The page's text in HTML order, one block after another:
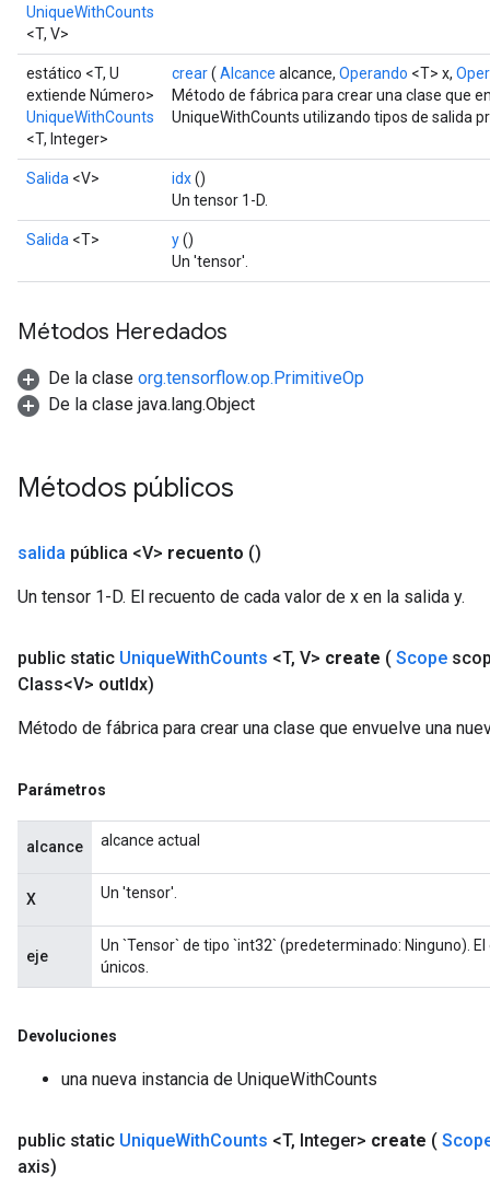
UniqueWithCounts
<T, V>
estático <T, U
extiende Número>
UniqueWithCounts
<T, Integer>
crear( Alcance alcance, Operando <T> x,
Método de fábrica para crear una clase que
UniqueWithCounts utilizando tipos de salida
Salida <V> idx()
Un tensor 1-D.
Salida <T> y()
Un 'tensor'.
Métodos Heredados
De la clase org.tensorflow.op.PrimitiveOp
De la clase java.lang.Object
Métodos públicos
salida pública <V> recuento ()
Un tensor 1-D. El recuento de cada valor de x en la salida y.
public static UniqueWithCounts <T, V> create ( Scope
Class<V> outIdx)
Método de fábrica para crear una clase que envuelve una
Parámetros
alcance alcance actual
X Un 'tensor'.
eje
Un `Tensor` de tipo `int32` (predeterminado: Ninguno).
únicos.
Devoluciones
una nueva instancia de UniqueWithCounts
public static UniqueWithCounts <T, Integer> create (
axis)